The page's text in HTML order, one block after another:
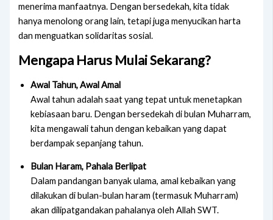
menerima manfaatnya. Dengan bersedekah, kita tidak
hanya menolong orang lain, tetapi juga menyucikan harta
dan menguatkan solidaritas sosial.
Mengapa Harus Mulai Sekarang?
Awal Tahun, Awal Amal
Awal tahun adalah saat yang tepat untuk menetapkan
kebiasaan baru. Dengan bersedekah di bulan Muharram,
kita mengawali tahun dengan kebaikan yang dapat
berdampak sepanjang tahun.
Bulan Haram, Pahala Berlipat
Dalam pandangan banyak ulama, amal kebaikan yang
dilakukan di bulan-bulan haram (termasuk Muharram)
akan dilipatgandakan pahalanya oleh Allah SWT.